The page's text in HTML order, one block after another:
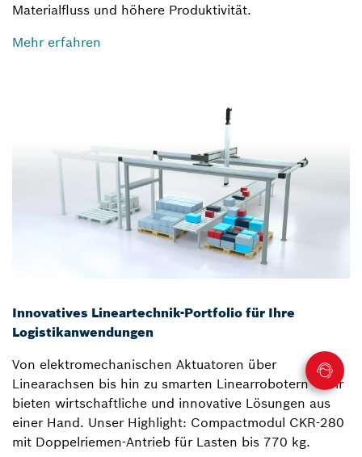
Materialfluss und höhere Produktivität.
Mehr erfahren
Innovatives Lineartechnik-Portfolio für Ihre
Logistikanwendungen
Von elektromechanischen Aktuatoren über
Linearachsen bis hin zu smarten Linearrobotern – wir
bieten wirtschaftliche und innovative Lösungen aus
einer Hand. Unser Highlight: Compactmodul CKR-280
mit Doppelriemen-Antrieb für Lasten bis 770 kg.